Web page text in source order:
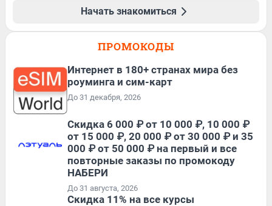
Начать знакомиться
ПРОМОКОДЫ
Интернет в 180+ странах мира без
роуминга и сим-карт
До 31 декабря, 2026
Скидка 6 000 ₽ от 10 000 ₽, 10 000 ₽
от 15 000 ₽, 20 000 ₽ от 30 000 ₽ и 35
000 ₽ от 50 000 ₽ на первый и все
повторные заказы по промокоду
НАБЕРИ
До 31 августа, 2026
Скидка 11% на все курсы